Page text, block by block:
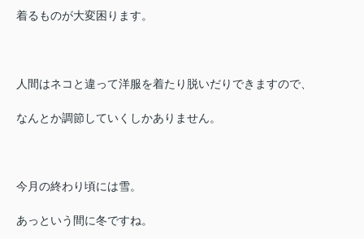
着るものが大変困ります。
人間はネコと違って洋服を着たり脱いだりできますので、
なんとか調節していくしかありません。
今月の終わり頃には雪。
あっという間に冬ですね。